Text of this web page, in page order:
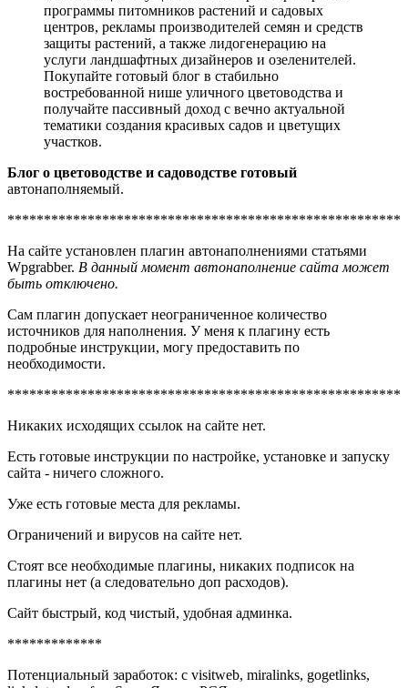
программы питомников растений и садовых
центров, рекламы производителей семян и средств
защиты растений, а также лидогенерацию на
услуги ландшафтных дизайнеров и озеленителей.
Покупайте готовый блог в стабильно
востребованной нише уличного цветоводства и
получайте пассивный доход с вечно актуальной
тематики создания красивых садов и цветущих
участков.
Блог о цветоводстве и садоводстве готовый
автонаполняемый.
******************************************************
На сайте установлен плагин автонаполнениями статьями
Wpgrabber. В данный момент автонаполнение сайта может
быть отключено.
Сам плагин допускает неограниченное количество
источников для наполнения. У меня к плагину есть
подробные инструкции, могу предоставить по
необходимости.
******************************************************
Никаких исходящих ссылок на сайте нет.
Есть готовые инструкции по настройке, установке и запуску
сайта - ничего сложного.
Уже есть готовые места для рекламы.
Ограничений и вирусов на сайте нет.
Стоят все необходимые плагины, никаких подписок на
плагины нет (а следовательно доп расходов).
Сайт быстрый, код чистый, удобная админка.
*************
Потенциальный заработок: с visitweb, miralinks, gogetlinks,